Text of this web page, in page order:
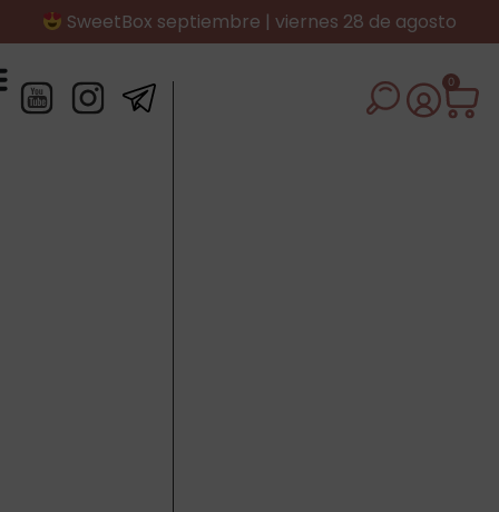
SweetBox septiembre | viernes 28 de agosto
0